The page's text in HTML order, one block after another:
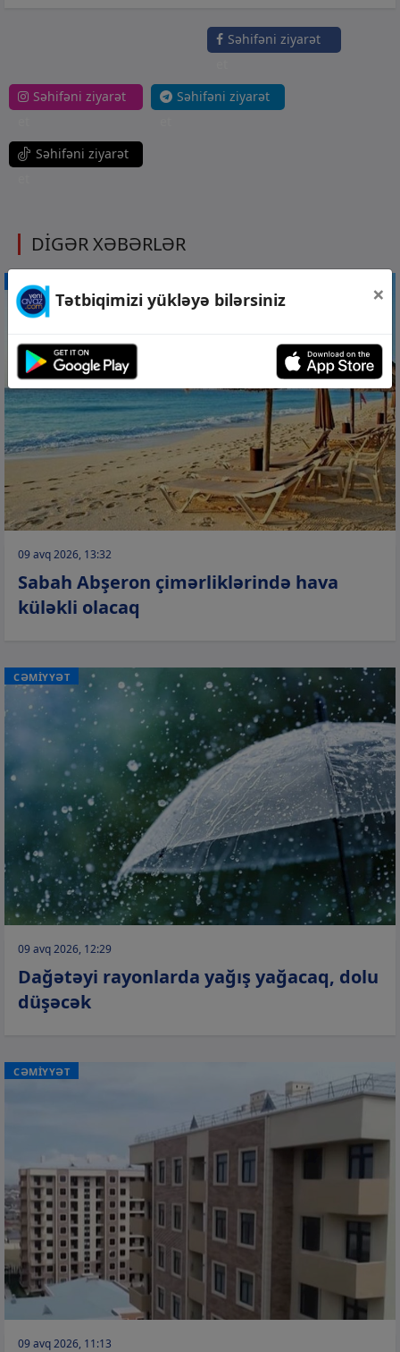
Səhifəni ziyarət
Səhifəni ziyarət
Səhifəni ziyarət
Səhifəni ziyarət
DİGƏR XƏBƏRLƏR
CƏMİYYƏT
09 avq 2026, 13:32
Sabah Abşeron çimərliklərində hava
küləkli olacaq
CƏMİYYƏT
09 avq 2026, 12:29
Dağətəyi rayonlarda yağış yağacaq, dolu
düşəcək
CƏMİYYƏT
09 avq 2026, 11:13
Tətbiqimizi yükləyə bilərsiniz ×